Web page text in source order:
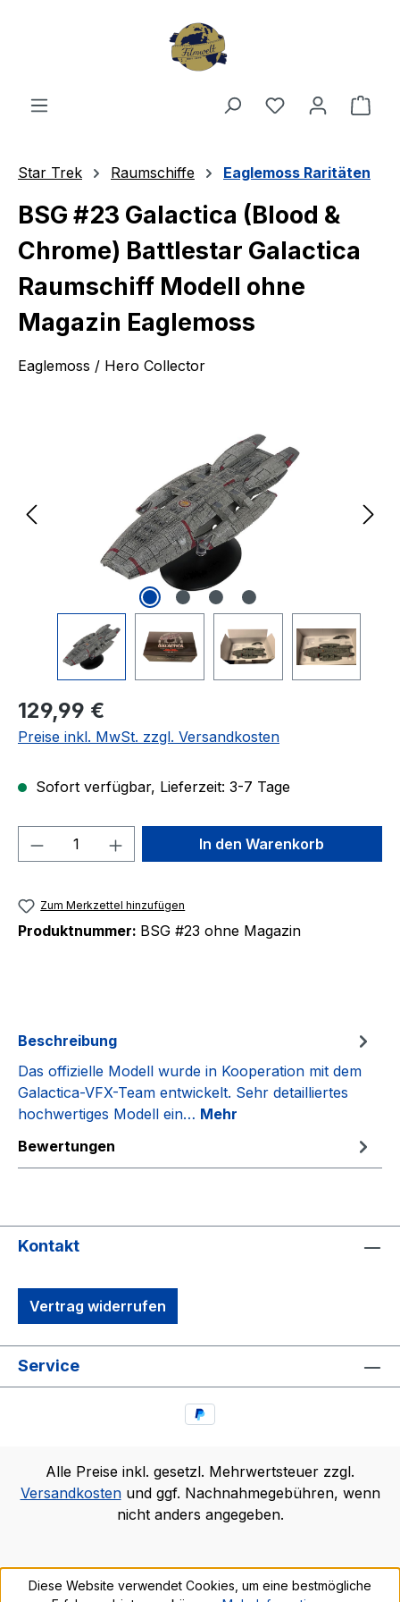
Du hast 0
Star Trek Raumschiffe Eaglemoss Raritäten
BSG #23 Galactica (Blood &
Chrome) Battlestar Galactica
Raumschiff Modell ohne
Magazin Eaglemoss
Eaglemoss / Hero Collector
Regulärer Preis:
129,99 €
Preise inkl. MwSt. zzgl. Versandkosten
Sofort verfügbar, Lieferzeit: 3-7 Tage
Produkt Anzahl: Gib denIn den Warenkorb
Zum Merkzettel hinzufügen
Produktnummer: BSG #23 ohne Magazin
Beschreibung
Das offizielle Modell wurde in Kooperation mit dem
Galactica-VFX-Team entwickelt. Sehr detailliertes
hochwertiges Modell ein… Mehr
Bewertungen
Kontakt
Vertrag widerrufen
Service
Alle Preise inkl. gesetzl. Mehrwertsteuer zzgl.
Versandkostenund ggf. Nachnahmegebühren, wenn
nicht anders angegeben.
Diese Website verwendet Cookies, um eine bestmögliche